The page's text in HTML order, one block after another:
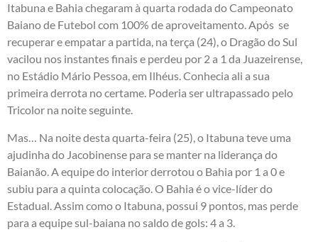
Itabuna e Bahia chegaram à quarta rodada do Campeonato
Baiano de Futebol com 100% de aproveitamento. Após se
recuperar e empatar a partida, na terça (24), o Dragão do Sul
vacilou nos instantes finais e perdeu por 2 a 1 da Juazeirense,
no Estádio Mário Pessoa, em Ilhéus. Conhecia ali a sua
primeira derrota no certame. Poderia ser ultrapassado pelo
Tricolor na noite seguinte.
Mas… Na noite desta quarta-feira (25), o Itabuna teve uma
ajudinha do Jacobinense para se manter na liderança do
Baianão. A equipe do interior derrotou o Bahia por 1 a 0 e
subiu para a quinta colocação. O Bahia é o vice-líder do
Estadual. Assim como o Itabuna, possui 9 pontos, mas perde
para a equipe sul-baiana no saldo de gols: 4 a 3.